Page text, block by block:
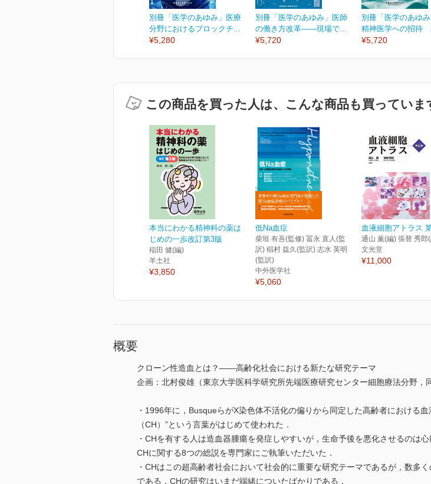
別冊「医学のあゆみ」医療
分野におけるブロックチ...
¥5,280
別冊「医学のあゆみ」医師
の働き方改革――現場で...
¥5,720
別冊「医学のあゆ
精神医学への招待
¥5,720
この商品を買った人は、こんな商品も買っていま
本当にわかる精神科の薬は
じめの一歩改訂第3版
稲田 健(編)
羊土社
¥3,850
低Na血症
柴垣 有吾(監修) 冨永 直人(監
訳) 椙村 益久(監訳) 志水 英明
(監訳)
中外医学社
¥5,060
血液細胞アトラス
通山 薫(編) 張替 秀郎
文光堂
¥11,000
概要
クローン性造血とは？――高齢化社会における新たな研究テーマ
企画：北村俊雄（東京大学医科学研究所先端医療研究センター細胞療法分野，
・1996年に，BusqueらがX染色体不活化の偏りから同定した高齢者における
（CH）”という言葉がはじめて使われた．
・CHを有する人は造血器腫瘍を発症しやすいが，生命予後を悪化させるのは
CHに関する8つの総説を専門家にご執筆いただいた．
・CHはこの超高齢者社会において社会的に重要な研究テーマであるが，数多
である．CHの研究はいまだ端緒についたばかりである．